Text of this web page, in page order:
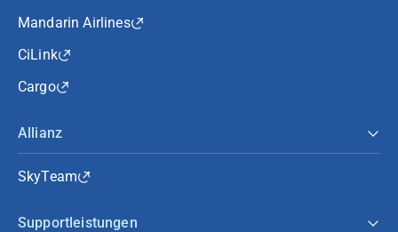
Mandarin Airlines
CiLink
Cargo
Allianz
SkyTeam
Supportleistungen